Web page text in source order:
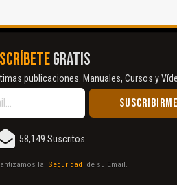
GRATIS
publicaciones. Manuales, Cursos y
58,149 Suscritos
la Seguridad de su Email.